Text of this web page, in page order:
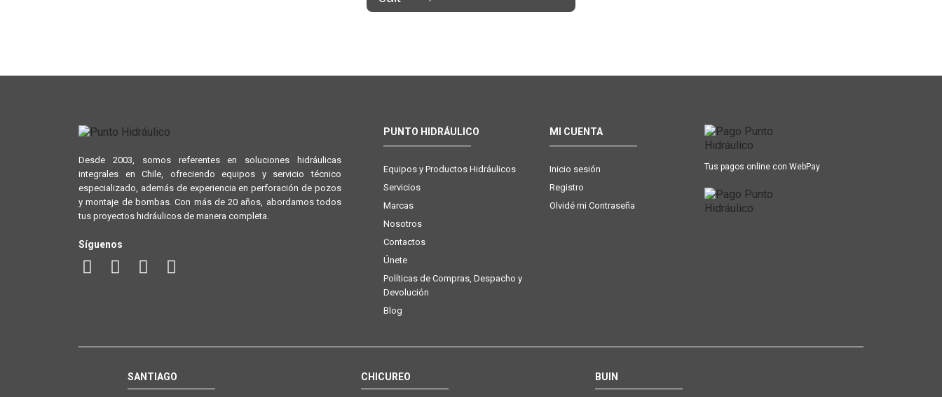
Desde 2003, somos referentes en soluciones hidráulicas
integrales en Chile, ofreciendo equipos y servicio técnico
especializado, además de experiencia en perforación de pozos
y montaje de bombas. Con más de 20 años, abordamos todos
tus proyectos hidráulicos de manera completa.
Síguenos
PUNTO HIDRÁULICO
Equipos y Productos Hidráulicos
Servicios
Marcas
Nosotros
Contactos
Únete
Políticas de Compras, Despacho y
Devolución
Blog
MI CUENTA
Inicio sesión
Registro
Olvidé mi Contraseña
Tus pagos online con WebPay
SANTIAGO CHICUREO BUIN